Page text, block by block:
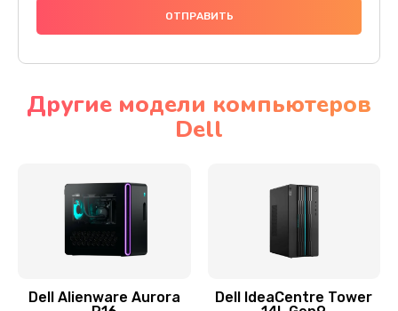
Ремонт цепей питания
Замена видеокарты
Ремонт разъема питания
Заказать
Другие модели компьютеров
Dell
Dell Alienware Aurora
Dell IdeaCentre Tower